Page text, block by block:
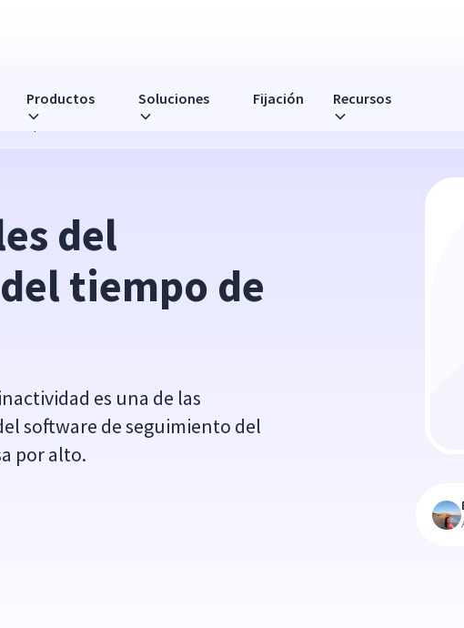
Productos Soluciones Fijación Recursos
tiempo de inactividad
del
tiempo de
es una de las
software de seguimiento del
por alto.